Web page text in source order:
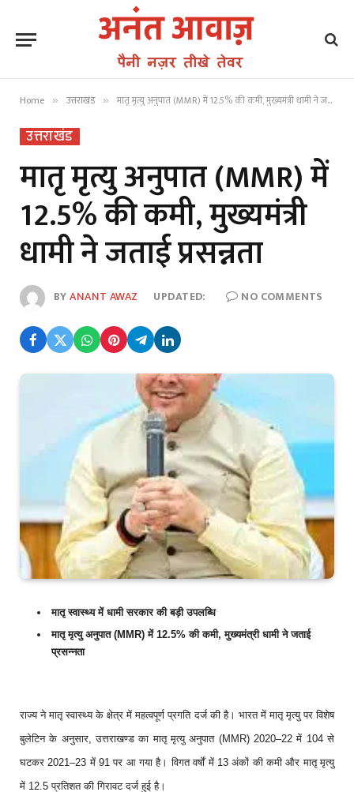
Home » उत्तराखंड » मातृ मृत्यु अनुपात (MMR) में 12.5% की कमी, मुख्यमंत्री धामी ने जताई प्रसन्नता
उत्तराखंड
मातृ मृत्यु अनुपात (MMR) में
12.5% की कमी, मुख्यमंत्री
धामी ने जताई प्रसन्नता
BYANANT AWAZ UPDATED: NO COMMENTS
मातृ स्वास्थ्य में धामी सरकार की बड़ी उपलब्धि
मातृ मृत्यु अनुपात (MMR) में 12.5% की कमी, मुख्यमंत्री धामी ने जताई
प्रसन्नता
राज्य ने मातृ स्वास्थ्य के क्षेत्र में महत्वपूर्ण प्रगति दर्ज की है। भारत में मातृ मृत्यु पर विशेष
बुलेटिन के अनुसार, उत्तराखण्ड का मातृ मृत्यु अनुपात (MMR) 2020–22 में 104 से
घटकर 2021–23 में 91 पर आ गया है। विगत वर्षों में 13 अंकों की कमी और मातृ मृत्यु
में 12.5 प्रतिशत की गिरावट दर्ज हुई है।